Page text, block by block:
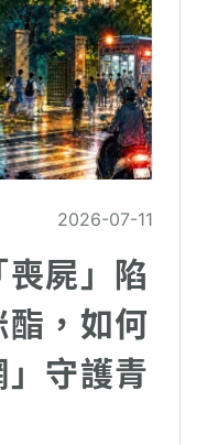
2026-07-11
屍」陷
酯，如何
守護青